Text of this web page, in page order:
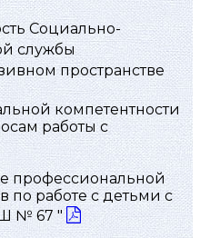
Социально-
службы
пространстве
компетентности
работы с
профессиональной
по работе с детьми с
№ 67 "